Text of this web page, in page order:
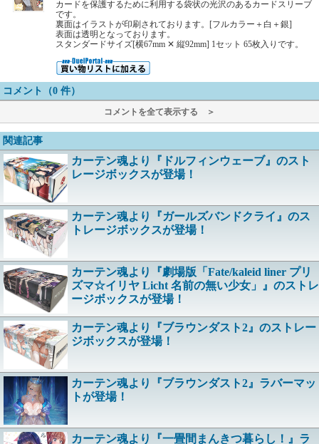
カードを保護するために利用する袋状の光沢のあるカードスリーブ
です。
裏面はイラストが印刷されております。[フルカラー＋白＋銀]
表面は透明となっております。
スタンダードサイズ[横67mm ✕ 縦92mm] 1セット 65枚入りです。
コメント（0 件）
コメントを全て表示する ＞
関連記事
カーテン魂より『ドルフィンウェーブ』のスト
レージボックスが登場！
カーテン魂より『ガールズバンドクライ』のス
トレージボックスが登場！
カーテン魂より『劇場版「Fate/kaleid liner プリ
ズマ☆イリヤ Licht 名前の無い少女」』のストレ
ージボックスが登場！
カーテン魂より『ブラウンダスト2』のストレー
ジボックスが登場！
カーテン魂より『ブラウンダスト2』ラバーマッ
トが登場！
カーテン魂より『一畳間まんきつ暮らし！』ラ